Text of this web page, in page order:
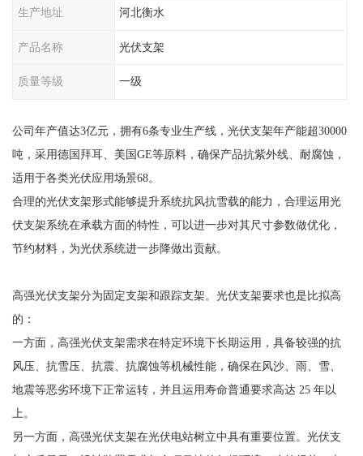
生产地址 河北衡水
产品名称 光伏支架
质量等级 一级
公司年产值达3亿元，拥有6条专业生产线，光伏支架年产能超30000
吨，采用德国拜耳、美国GE等原料，确保产品抗紫外线、耐腐蚀，
适用于各类光伏应用场景68。
合理的光伏支架形式能够提升系统抗风抗雪载的能力，合理运用光
伏支架系统在承载方面的特性，可以进一步对其尺寸参数做优化，
节约材料，为光伏系统进一步降做出贡献。
高强光伏支架分为固定支架和跟踪支架。光伏支架要求也是比拟高
的：
一方面，高强光伏支架需求在特定环境下长期运用，具备较强的抗
风压、抗雪压、抗震、抗腐蚀等机械性能，确保在风沙、雨、雪、
地震等恶劣环境下正常运转，并且运用寿命普通要求高达 25 年以
上。
另一方面，高强光伏支架在光伏电站树立中具有重要位置。光伏支